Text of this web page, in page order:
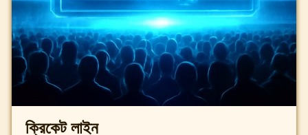
ক্রিকেট লাইন